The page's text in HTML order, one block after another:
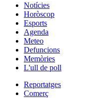
Notícies
Horòscop
Esports
Agenda
Meteo
Defuncions
Memòries
L'ull de poll
Reportatges
Comerç